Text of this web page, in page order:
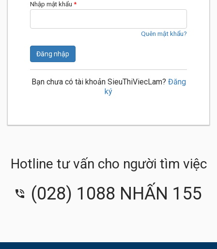
Nhập mật khẩu *
Quên mật khẩu?
Đăng nhập
Bạn chưa có tài khoản SieuThiViecLam? Đăng
ký
Hotline tư vấn cho người tìm việc
(028) 1088 NHẤN 155